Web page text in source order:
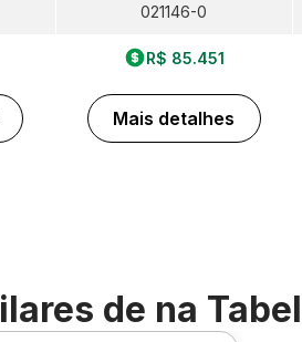
021146-0
R$ 85.451
Mais detalhes
de na